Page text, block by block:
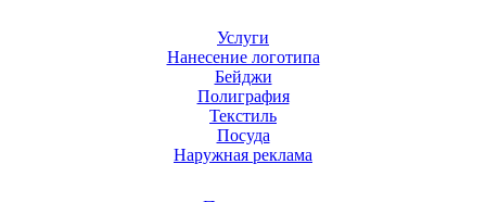
Услуги
Нанесение логотипа
Бейджи
Полиграфия
Текстиль
Посуда
Наружная реклама